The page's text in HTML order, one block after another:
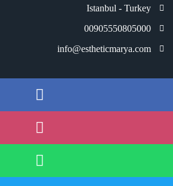
Istanbul - Turkey
00905550805000
info@estheticmarya.com